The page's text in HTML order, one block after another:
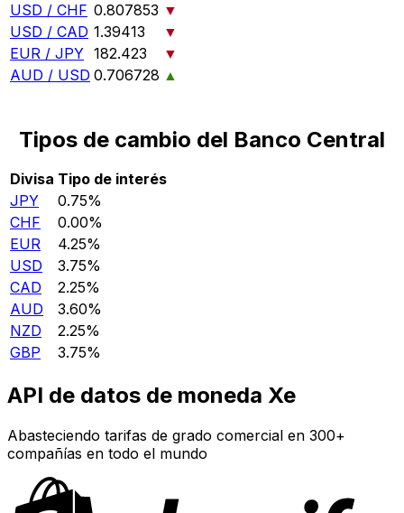
USD / CHF 0.807853 ▼
USD / CAD 1.39413
▼
EUR / JPY 182.423
▼
AUD / USD 0.706728 ▲
Tipos de cambio del Banco Central
Divisa Tipo de interés
JPY
0.75%
CHF
0.00%
EUR
4.25%
USD
3.75%
CAD
2.25%
AUD
3.60%
NZD
2.25%
GBP
3.75%
API de datos de moneda Xe
Abasteciendo tarifas de grado comercial en 300+
compañías en todo el mundo